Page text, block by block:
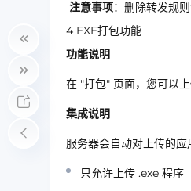
注意事项：删除转发规
4 EXE打包功能
功能说明
在 "打包" 页面，您可以
集成说明
服务器会自动对上传的应
只允许上传 .exe 程序